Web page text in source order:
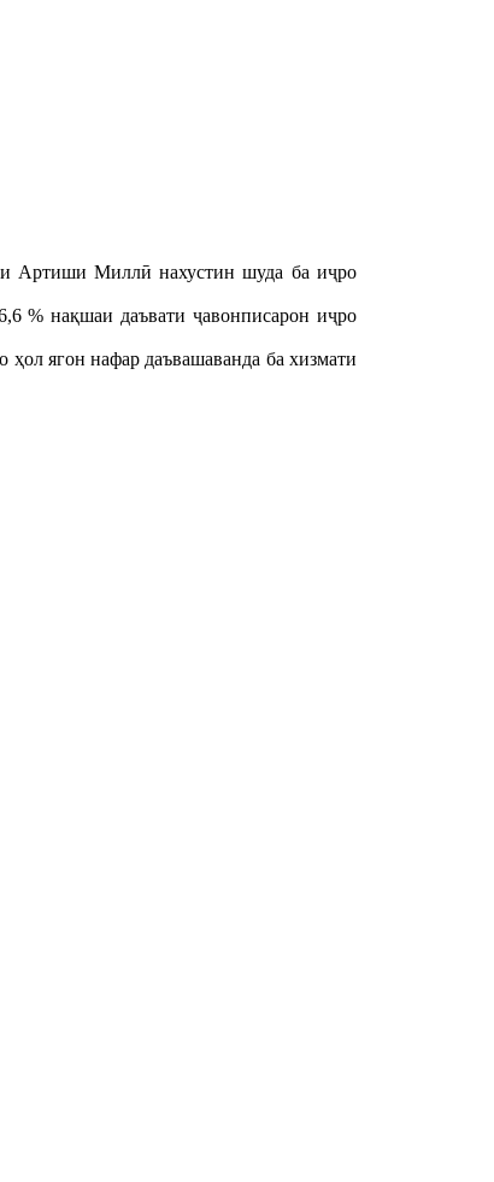
Артиши Миллӣ нахустин шуда ба иҷро
% нақшаи даъвати ҷавонписарон иҷро
ягон нафар даъвашаванда ба хизмати